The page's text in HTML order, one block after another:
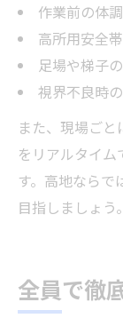
作業前の体
高所用安全
足場や梯子
視界不良時
また、現場ご
をリアルタイ
す。高地ならで
目指しましょう。
全員で徹